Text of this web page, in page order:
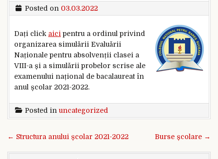
Posted on 03.03.2022
Dați click aici pentru a ordinul privind
organizarea simulării Evaluării
Naționale pentru absolvenții clasei a
VIII-a și a simulării probelor scrise ale
examenului național de bacalaureat în
anul școlar 2021-2022.
Posted in uncategorized
Navigare în articole Burse școlare →
← Structura anului școlar 2021-2022